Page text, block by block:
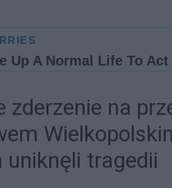
zderzenie na
uniknęli tragedii